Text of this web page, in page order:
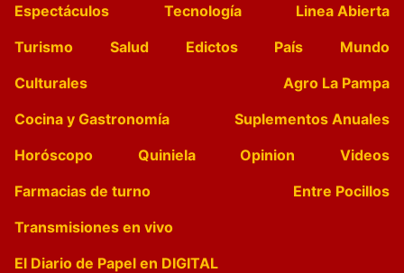
Espectáculos
Tecnología
Linea Abierta
Turismo
Salud Edictos País
Mundo
Culturales
Agro La Pampa
Cocina y Gastronomía
Suplementos Anuales
Horóscopo
Quiniela Opinion
Videos
Farmacias de turno
Entre Pocillos
Transmisiones en vivo
El Diario de Papel en DIGITAL